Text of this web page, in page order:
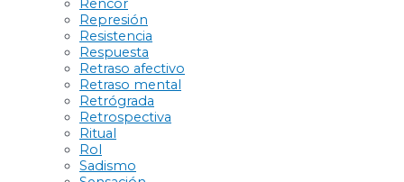
Rencor
Represión
Resistencia
Respuesta
Retraso afectivo
Retraso mental
Retrógrada
Retrospectiva
Ritual
Rol
Sadismo